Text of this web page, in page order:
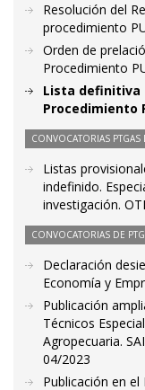
Resolución del
procedimiento
Orden de
Procedimiento
Lista definitiva
Procedimiento
CONVOCATORIAS
Listas
indefinido.
investigación.
CONVOCATORIAS DE
Declaración
Economía y
Publicación
Técnicos
Agropecuaria.
04/2023
Publicación en